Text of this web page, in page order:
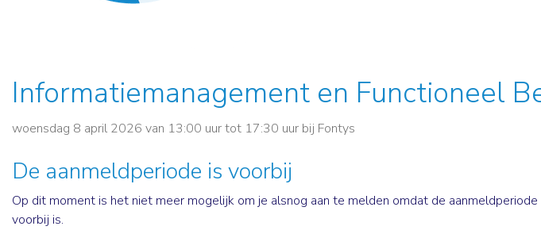
Informatiemanagement en Functioneel
woensdag 8 april 2026 van 13:00 uur tot 17:30 uur bij Fontys
De aanmeldperiode is voorbij
Op dit moment is het niet meer mogelijk om je alsnog aan te melden omdat de aanmeldperiode
voorbij is.